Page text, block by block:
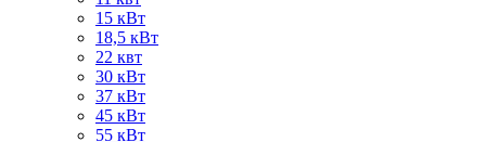
15 кВт
18,5 кВт
22 квт
30 кВт
37 кВт
45 кВт
55 кВт